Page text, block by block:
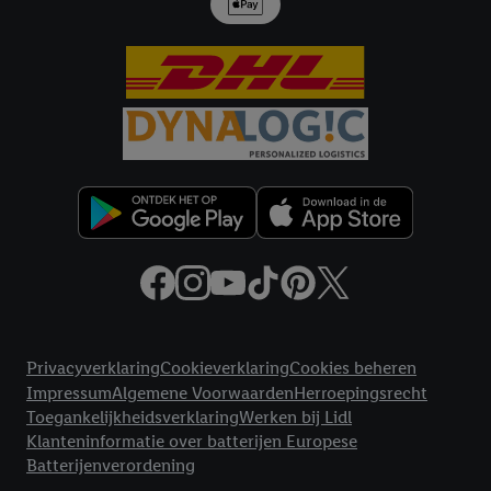
PrivacyverklaringCookieverklaringCookies beheren
ImpressumAlgemene VoorwaardenHerroepingsrecht
ToegankelijkheidsverklaringWerken bij Lidl
Klanteninformatie over batterijen Europese
Batterijenverordening
met eventuele andere identifiers of met identifiers waarover
Onder "Aanpassen" kun je aangeven met welke cookies en
vergelijkbare technieken en met welke verwerkingsdoeleinden
je instemt. Verder kan je er meer informatie vinden over de
gegevensverwerking.
technisch noodzakelijke cookies en vergelijkbare technieken
worden gebruikt.
voor alle bovengenoemde doeleinden. Meer informatie,
inclusief over de opslagperiode van de gegevens en je recht om
website hier.Klikhiervoor meer informatie over de cookies die
wij inzetten.